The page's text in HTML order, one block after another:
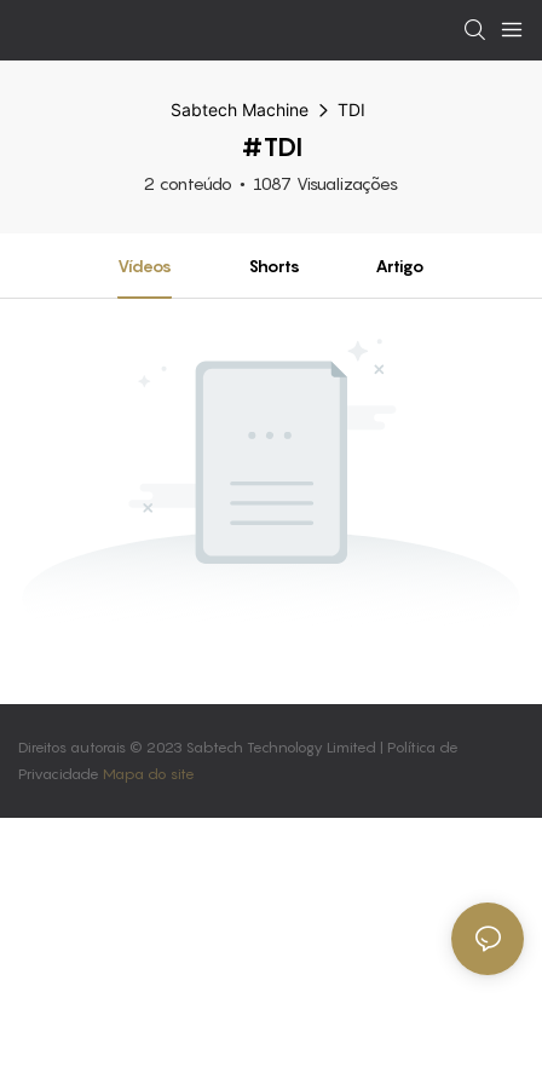
Sabtech Machine TDI
#TDI
2 conteúdo 1087 Visualizações
Vídeos Shorts Artigo
Direitos autorais © 2023 Sabtech Technology Limited | Política de
Privacidade Mapa do site